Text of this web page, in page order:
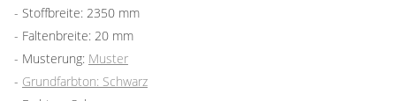
Stoffbreite: 2350 mm
Faltenbreite: 20 mm
Musterung: Muster
Grundfarbton: Schwarz